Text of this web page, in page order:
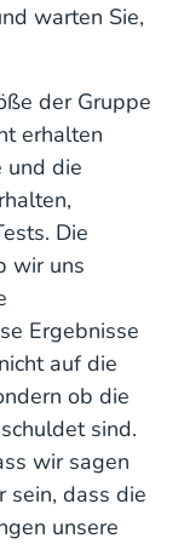
warten Sie,
der Gruppe
erhalten
und die
Die
wir uns
Ergebnisse
auf die
ob die
sind.
wir sagen
sein, dass die
unsere